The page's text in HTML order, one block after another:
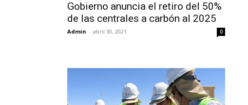
Gobierno anuncia el retiro del 50%
de las centrales a carbón al 2025
Admin - abril 30, 2021 0